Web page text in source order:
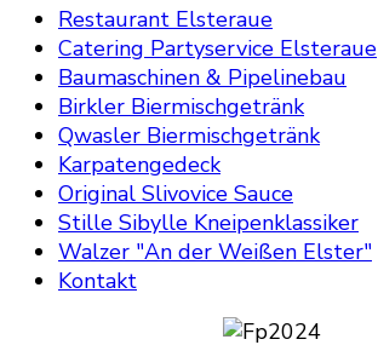
Restaurant Elsteraue
Catering Partyservice Elsteraue
Baumaschinen & Pipelinebau
Birkler Biermischgetränk
Qwasler Biermischgetränk
Karpatengedeck
Original Slivovice Sauce
Stille Sibylle Kneipenklassiker
Walzer "An der Weißen Elster"
Kontakt